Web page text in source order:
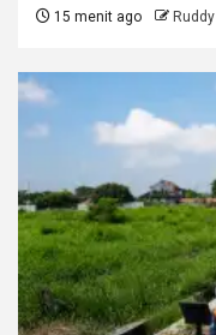
15 menit ago Ruddy